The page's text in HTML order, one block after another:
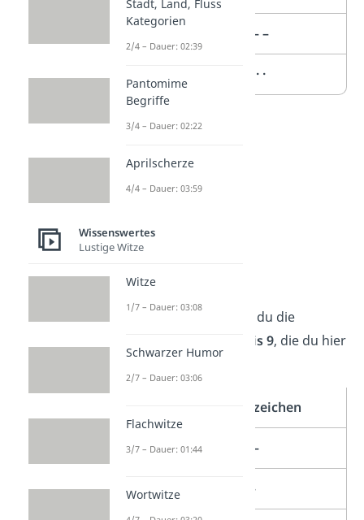
– · – –
– – · ·
Zahlen
Als Nächstes brauchst du die
0 bis 9, die du hier
Morsezeichen
0 – – – – –
1 · – – – –
Stadt, Land, Fluss
Kategorien
2/4 – Dauer: 02:39
Pantomime
Begriffe
3/4 – Dauer: 02:22
Aprilscherze
4/4 – Dauer: 03:59
Wissenswertes
Lustige Witze
Witze
1/7 – Dauer: 03:08
Schwarzer Humor
2/7 – Dauer: 03:06
Flachwitze
3/7 – Dauer: 01:44
Wortwitze